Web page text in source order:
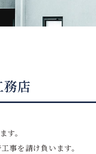
店
す。
事を請け負います。